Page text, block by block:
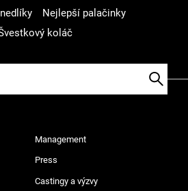
Nejlepší palačinky
koláč
Management
Press
Castingy a výzvy